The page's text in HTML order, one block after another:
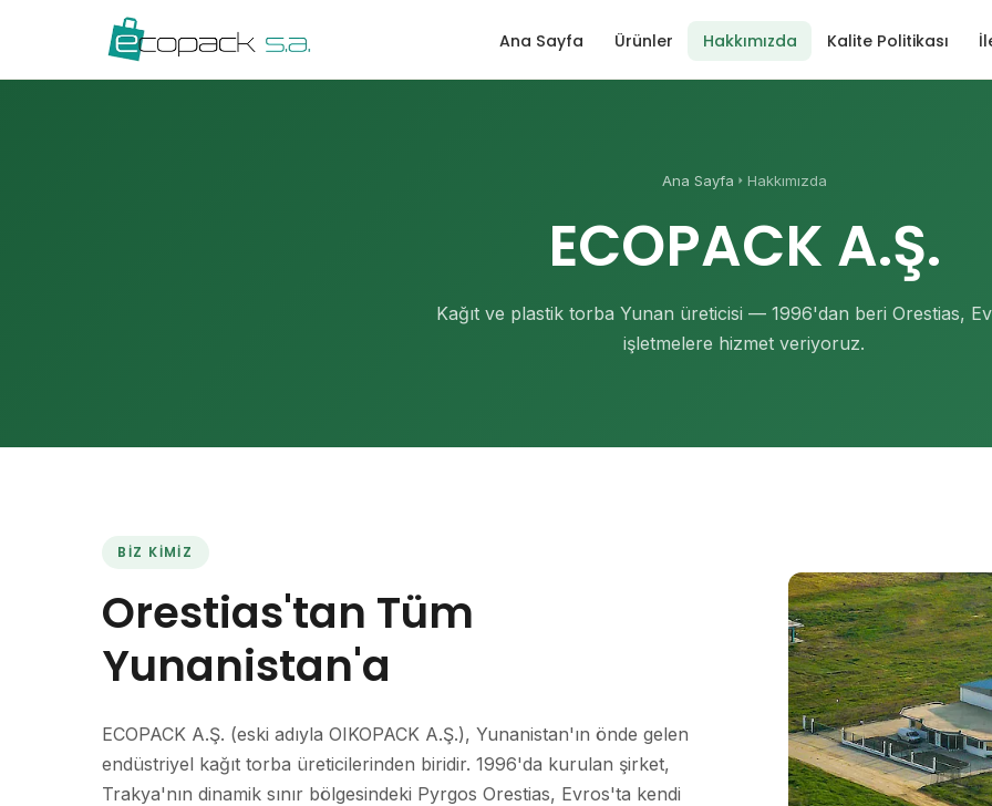
Ana Sayfa Ürünler Hakkımızda Kalite Politikası
Ana Sayfa Hakkımızda
ECOPACK A.Ş.
Kağıt ve plastik torba Yunan üreticisi — 1996'dan beri Orestias,
işletmelere hizmet veriyoruz.
BIZ KIMIZ
Orestias'tan Tüm
Yunanistan'a
ECOPACK A.Ş. (eski adıyla OIKOPACK A.Ş.), Yunanistan'ın önde gelen
endüstriyel kağıt torba üreticilerinden biridir. 1996'da kurulan şirket,
Trakya'nın dinamik sınır bölgesindeki Pyrgos Orestias, Evros'ta kendi